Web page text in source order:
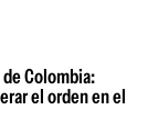
Colombia:
el orden en el